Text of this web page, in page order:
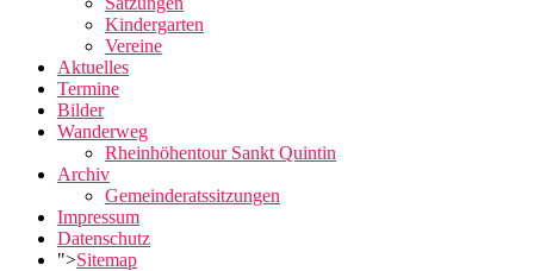
Kindergarten
Vereine
Aktuelles
Termine
Bilder
Wanderweg
Rheinhöhentour Sankt Quintin
Archiv
Gemeinderatssitzungen
Impressum
Datenschutz
">Sitemap